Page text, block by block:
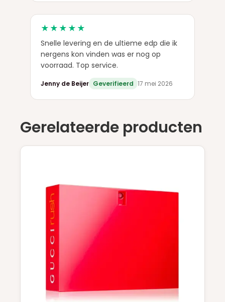
★★★★★
Snelle levering en de ultieme edp die ik
nergens kon vinden was er nog op
voorraad. Top service.
Jenny de Beijer Geverifieerd 17 mei 2026
Gerelateerde producten